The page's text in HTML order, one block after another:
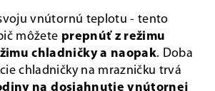
vnútornú teplotu - tento
môžete prepnúť z režimu
chladničky a naopak. Doba
chladničky na mrazničku trvá
na dosiahnutie vnútornej